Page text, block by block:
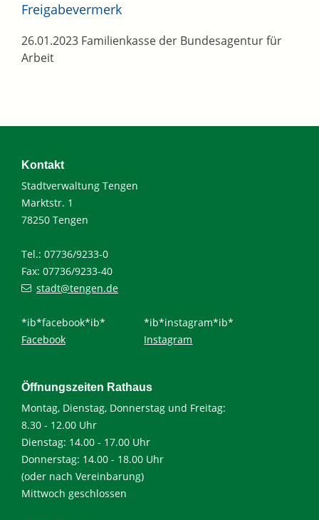
Freigabevermerk
26.01.2023 Familienkasse der Bundesagentur für
Arbeit
Kontakt
Stadtverwaltung Tengen
Marktstr. 1
78250 Tengen
Tel.: 07736/9233-0
Fax: 07736/9233-40
stadt@tengen.de
*ib*facebook*ib*
Facebook
*ib*instagram*ib*
Instagram
Öffnungszeiten Rathaus
Montag, Dienstag, Donnerstag und Freitag:
8.30 - 12.00 Uhr
Dienstag: 14.00 - 17.00 Uhr
Donnerstag: 14.00 - 18.00 Uhr
(oder nach Vereinbarung)
Mittwoch geschlossen